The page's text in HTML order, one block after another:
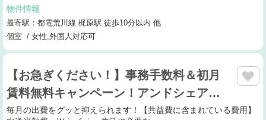
物件情報
最寄駅：都電荒川線 梶原駅 徒歩10分以内 他
個室 / 女性,外国人対応可
【お急ぎください！】事務手数料＆初月
賃料無料キャンペーン！アンドシェア…
毎月の出費をグッと抑えられます！【共益費に含まれている費用】